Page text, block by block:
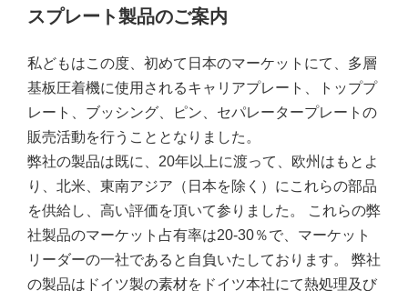
スプレート製品のご案内
私どもはこの度、初めて日本のマーケットにて、多層
基板圧着機に使用されるキャリアプレート、トッププ
レート、ブッシング、ピン、セパレータープレートの
販売活動を行うこととなりました。
弊社の製品は既に、20年以上に渡って、欧州はもとよ
り、北米、東南アジア（日本を除く）にこれらの部品
を供給し、高い評価を頂いて参りました。 これらの弊
社製品のマーケット占有率は20-30％で、マーケット
リーダーの一社であると自負いたしております。 弊社
の製品はドイツ製の素材をドイツ本社にて熱処理及び